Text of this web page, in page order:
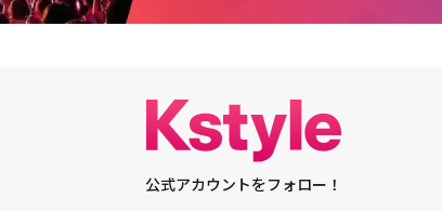
公式アカウントをフォロー！